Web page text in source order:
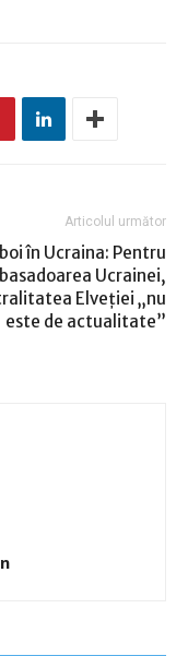
Articolul următor
în Ucraina: Pentru
Ucrainei,
Elveţiei „nu
este de actualitate”